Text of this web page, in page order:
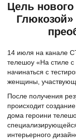
Цель
14 июля на канале
телешоу «На стиле
начинаться с
женщины,
После получения
происходит
дома героини
интерьерного